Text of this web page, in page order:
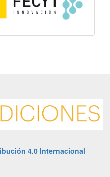
4.0 Internacional